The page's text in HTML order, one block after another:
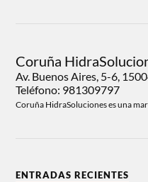
Coruña
Av. Buenos Aires, 5-6,
Teléfono: 981309797
Coruña HidraSoluciones es una
ENTRADAS RECIENTES